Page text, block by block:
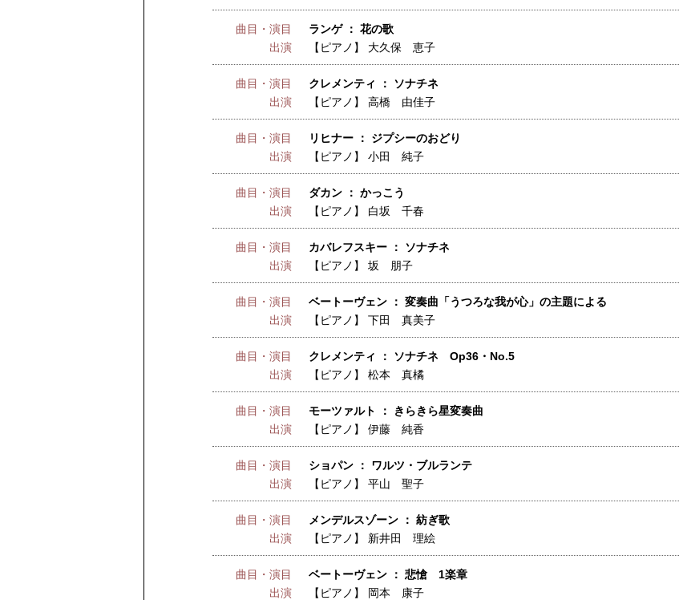
曲目・演目
ランゲ ： 花の歌
出演
【ピアノ】 大久保 恵子
曲目・演目
クレメンティ ： ソナチネ
出演
【ピアノ】 高橋 由佳子
曲目・演目
リヒナー ： ジプシーのおどり
出演
【ピアノ】 小田 純子
曲目・演目
ダカン ： かっこう
出演
【ピアノ】 白坂 千春
曲目・演目
カバレフスキー ： ソナチネ
出演
【ピアノ】 坂 朋子
曲目・演目
ベートーヴェン ： 変奏曲「うつろな我が心」の主題による
出演
【ピアノ】 下田 真美子
曲目・演目
クレメンティ ： ソナチネ Op36・No.5
出演
【ピアノ】 松本 真橘
曲目・演目
モーツァルト ： きらきら星変奏曲
出演
【ピアノ】 伊藤 純香
曲目・演目
ショパン ： ワルツ・ブルランテ
出演
【ピアノ】 平山 聖子
曲目・演目
メンデルスゾーン ： 紡ぎ歌
出演
【ピアノ】 新井田 理絵
曲目・演目
ベートーヴェン ： 悲愴 1楽章
出演
【ピアノ】 岡本 康子